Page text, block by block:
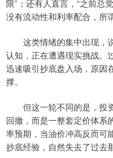
限”；还有人直言，“之前总
没有流动性和利率配合，所
这类情绪的集中出现，说
认知，正在遭遇现实挑战。
迅速吸引抄底盘入场，原因
撑。
但这一轮不同的是，投
回撤，而是一整套定价体系
率预期，当油价冲高反而可
抄底经验，自然失去了过去